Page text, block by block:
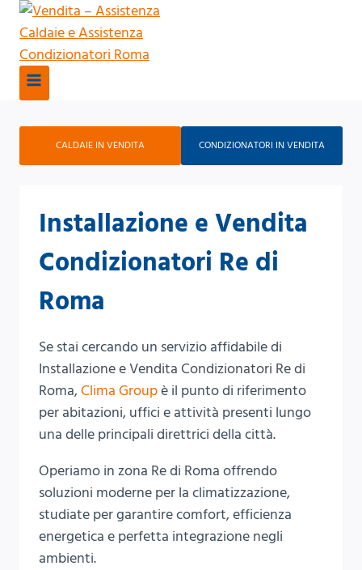
Salta
contenuto
CALDAIE IN VENDITA CONDIZIONATORI IN VENDITA
Installazione e Vendita
Condizionatori Re di
Roma
Se stai cercando un servizio affidabile di
Installazione e Vendita Condizionatori Re di
Roma,Clima Groupè il punto di riferimento
per abitazioni, uffici e attività presenti lungo
una delle principali direttrici della città.
Operiamo in zona Re di Roma offrendo
soluzioni moderne per la climatizzazione,
studiate per garantire comfort, efficienza
energetica e perfetta integrazione negli
ambienti.